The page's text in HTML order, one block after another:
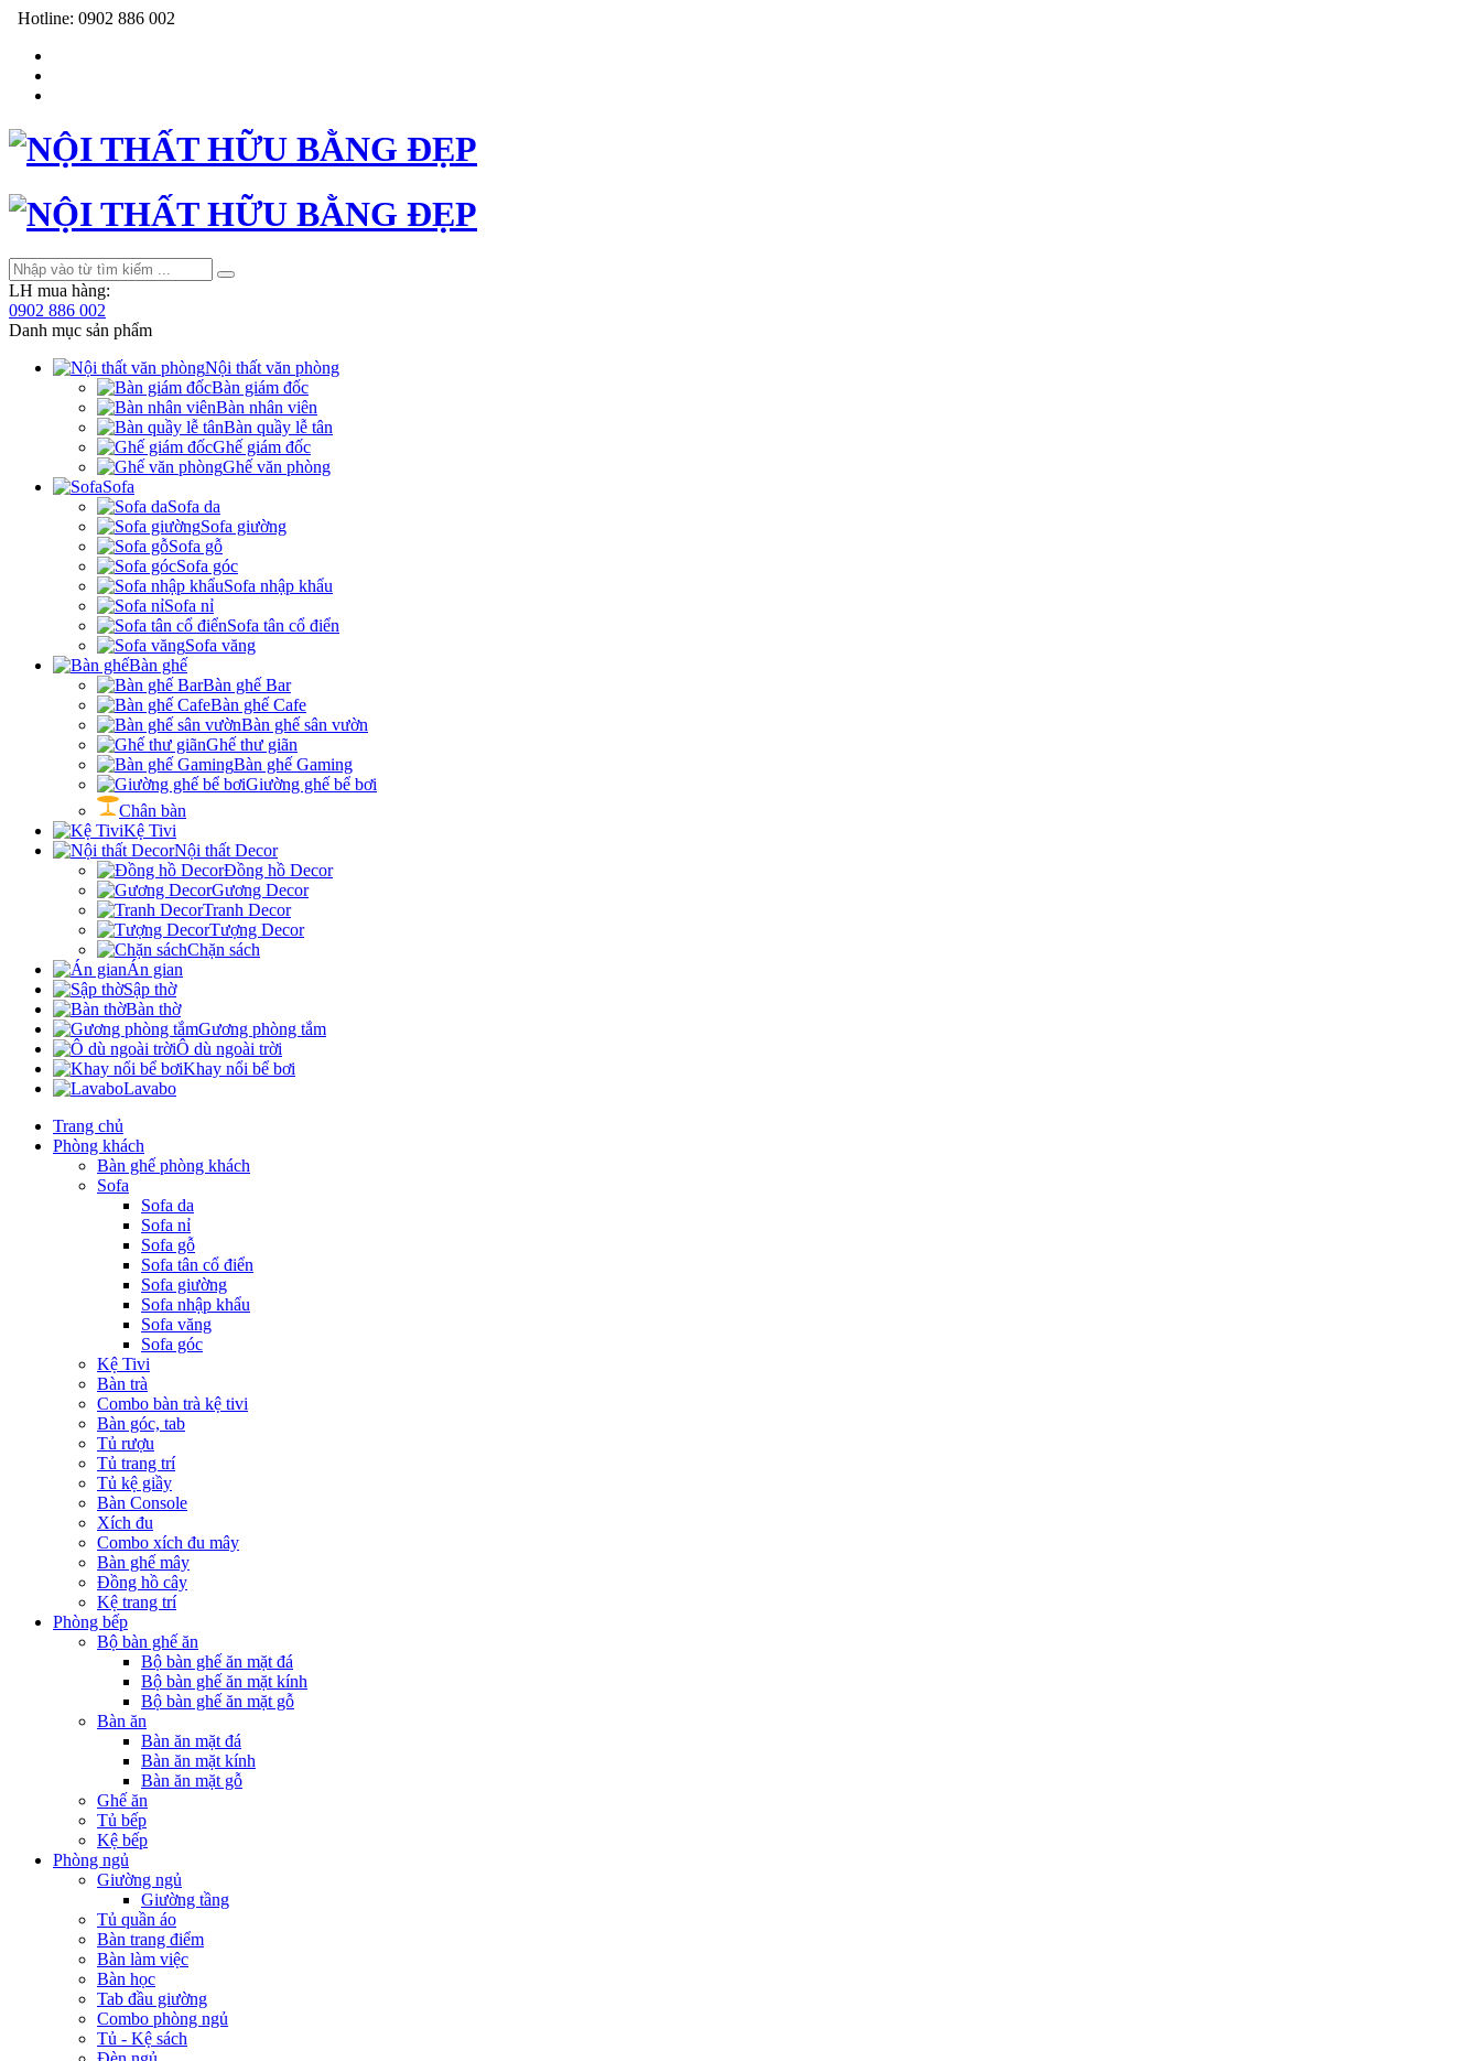
Hotline: 0902 886 002
LH mua hàng:
0902 886 002
Danh mục sản phẩm
Nội thất văn phòng
Bàn giám đốc
Bàn nhân viên
Bàn quầy lễ tân
Ghế giám đốc
Ghế văn phòng
Sofa
Sofa da
Sofa giường
Sofa gỗ
Sofa góc
Sofa nhập khẩu
Sofa nỉ
Sofa tân cổ điển
Sofa văng
Bàn ghế
Bàn ghế Bar
Bàn ghế Cafe
Bàn ghế sân vườn
Ghế thư giãn
Bàn ghế Gaming
Giường ghế bể bơi
Chân bàn
Kệ Tivi
Nội thất Decor
Đồng hồ Decor
Gương Decor
Tranh Decor
Tượng Decor
Chặn sách
Án gian
Sập thờ
Bàn thờ
Gương phòng tắm
Ô dù ngoài trời
Khay nổi bể bơi
Lavabo
Trang chủ
Phòng khách
Bàn ghế phòng khách
Sofa
Sofa da
Sofa nỉ
Sofa gỗ
Sofa tân cổ điển
Sofa giường
Sofa nhập khẩu
Sofa văng
Sofa góc
Kệ Tivi
Bàn trà
Combo bàn trà kệ tivi
Bàn góc, tab
Tủ rượu
Tủ trang trí
Tủ kệ giầy
Bàn Console
Xích đu
Combo xích đu mây
Bàn ghế mây
Đồng hồ cây
Kệ trang trí
Phòng bếp
Bộ bàn ghế ăn
Bộ bàn ghế ăn mặt đá
Bộ bàn ghế ăn mặt kính
Bộ bàn ghế ăn mặt gỗ
Bàn ăn
Bàn ăn mặt đá
Bàn ăn mặt kính
Bàn ăn mặt gỗ
Ghế ăn
Tủ bếp
Kệ bếp
Phòng ngủ
Giường ngủ
Giường tầng
Tủ quần áo
Bàn trang điểm
Bàn làm việc
Bàn học
Tab đầu giường
Combo phòng ngủ
Tủ - Kệ sách